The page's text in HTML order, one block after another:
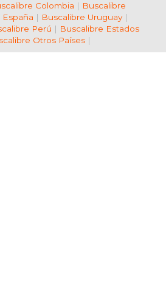
Colombia | Buscalibre
España | Buscalibre Uruguay|
Perú | Buscalibre Estados
Otros Países|